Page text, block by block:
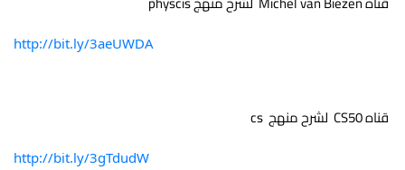
http://bit.ly/3aeUWDA
http://bit.ly/3gTdudW